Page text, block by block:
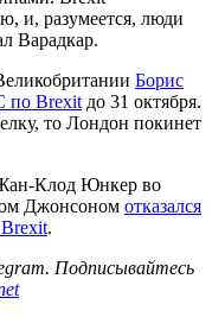
и, разумеется, люди
Варадкар.
Борис
по Brexit до 31 октября.
то Лондон покинет
Клод Юнкер во
Джонсоном отказался
.
Подписывайтесь